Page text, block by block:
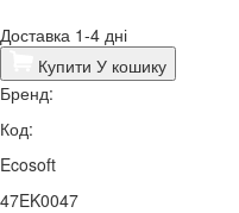
Доставка 1-4 дні
Купити У кошику
Бренд:
Код:
Ecosoft
47EK0047